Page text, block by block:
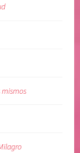
mismos